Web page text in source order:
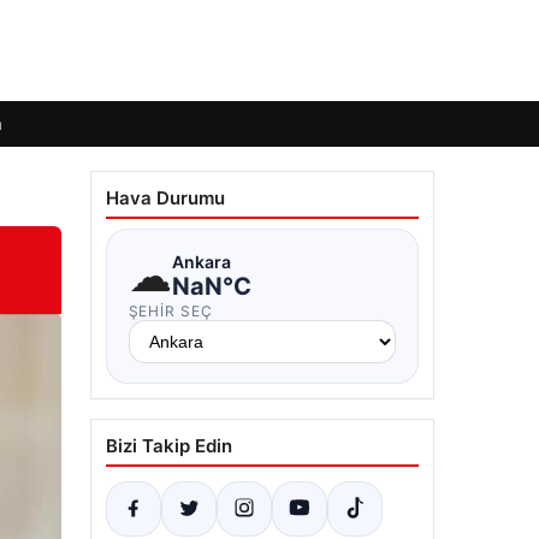
Hava Durumu
☁Ankara
NaN°C
ŞEHIR SEÇ
Bizi Takip Edin